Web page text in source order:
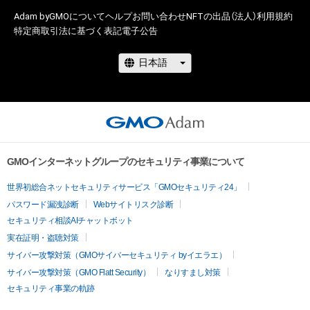
Adam byGMOについてヘルプお問い合わせNFTの出品（法人）利用規約
特定商取引法に基づく表記電子公告
GMOインターネットグループのセキュリティ事業について
世界初総合ネットセキュリティサービス「GMOセキュリティ24」
パスワード漏洩診断
Webサイトリスク診断
セキュリティ相談AIチャットボット
実在証明・盗聴対策
サイバー攻撃対策（GMOサイバーセキュリティ byイエラエ）
サイバー攻撃対策（GMO Flatt Security）
なりすまし対策
セキュリティ事業の軌跡